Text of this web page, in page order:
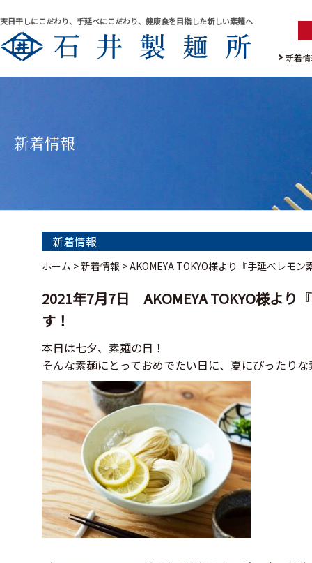
天日干しにこだわり、手延べにこだわり、健康食を目指した新しい素麺へ
新着
新着情報
新着情報
ホーム >新着情報 >AKOMEYA TOKYO様より『手延べレモ
2021年7月7日 AKOMEYA TOKYO様より
す！
本日は七夕、素麺の日！
そんな素麺にとっておめでたい日に、夏にぴったり